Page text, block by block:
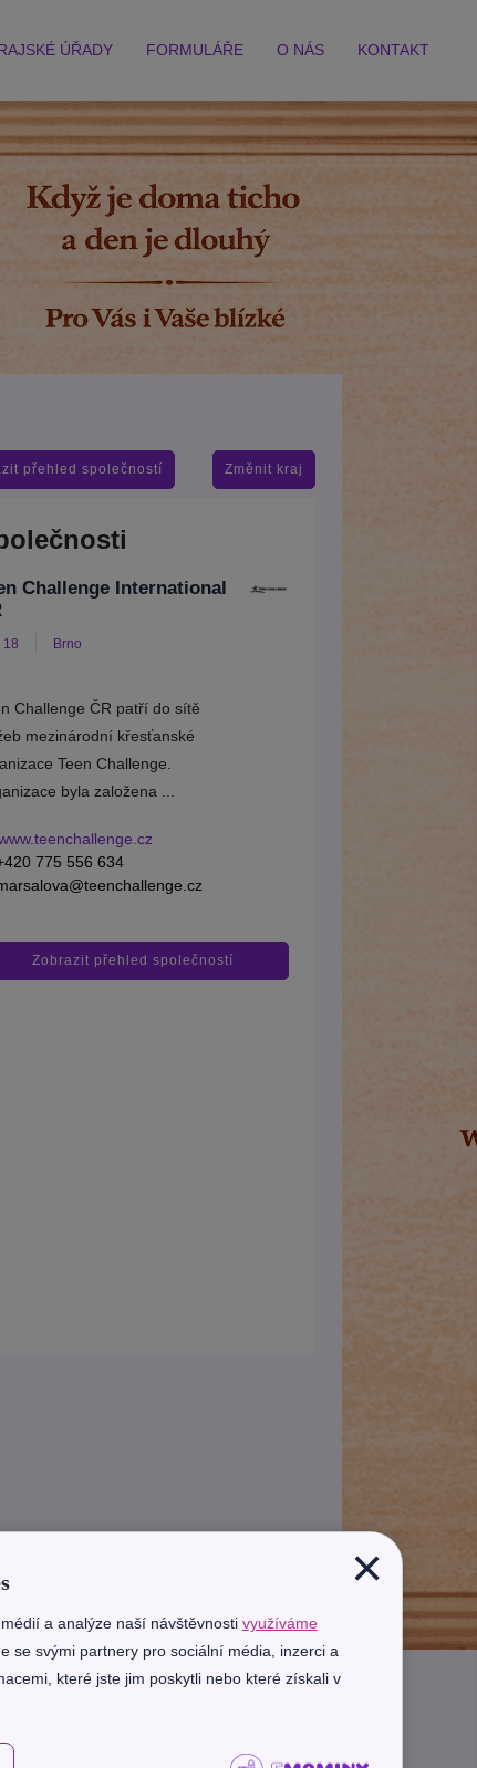
ÚŘADY FORMULÁŘE O NÁS KONTAKT
přehled společností Změnit kraj
Challenge International
18 Brno
Challenge ČR patří do sítě
mezinárodní křesťanské
Teen Challenge.
byla založena ...
775 556 634
Zobrazit přehled společností
×
a analýze naší návštěvnosti využíváme
se svými partnery pro sociální média, inzerci a
které jste jim poskytli nebo které získali v